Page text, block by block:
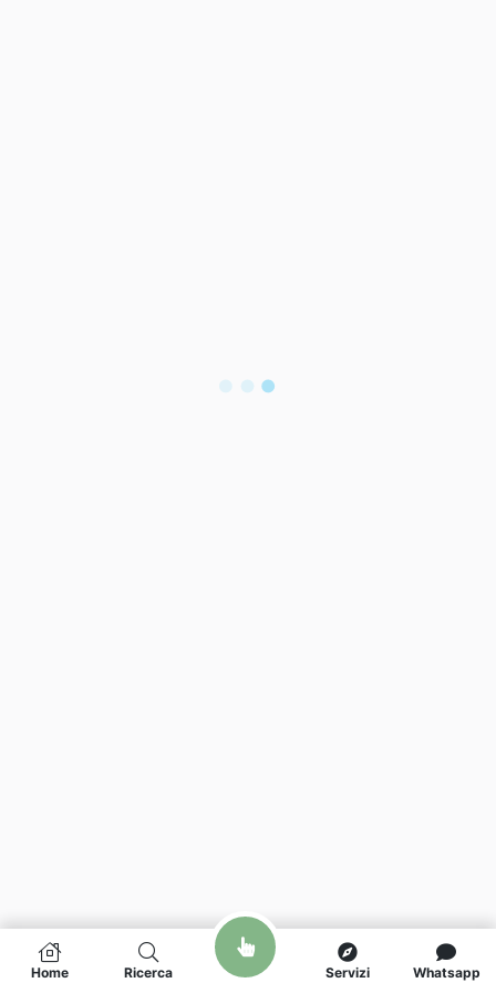
Home Ricerca Servizi Whatsapp